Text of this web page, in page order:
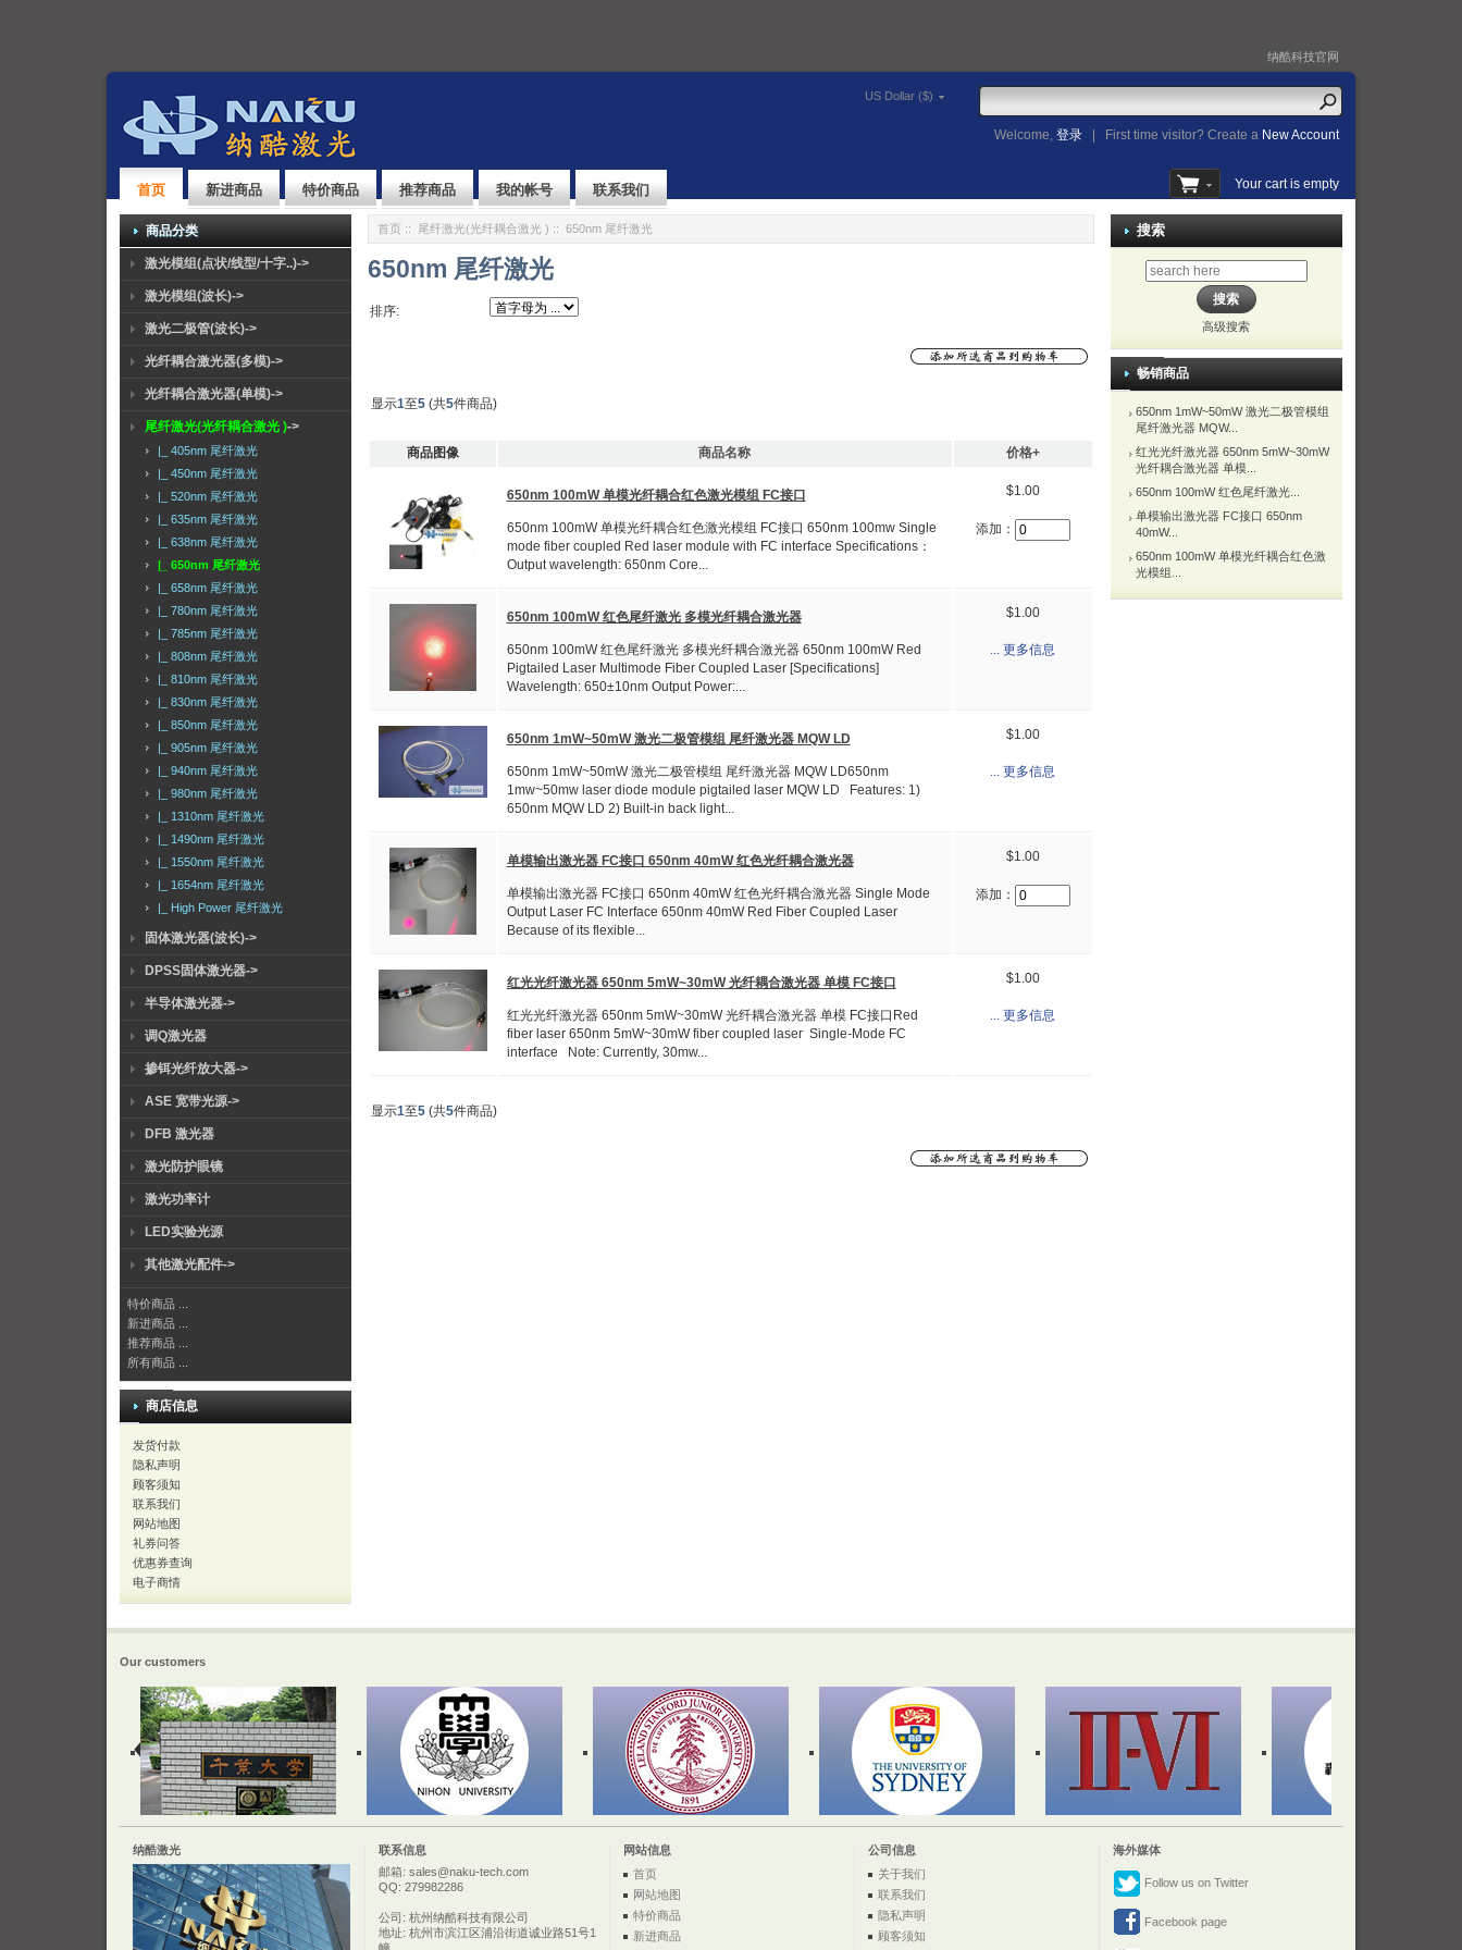
纳酷科技官网
US Dollar ($)
Welcome,登录 First time visitor? Create a New Account
首页 新进商品 特价商品 推荐商品 我的帐号 联系我们 Your cart is empty
商品分类
激光模组(点状/线型/十字..)->
激光模组(波长)->
激光二极管(波长)->
光纤耦合激光器(多模)->
光纤耦合激光器(单模)->
尾纤激光(光纤耦合激光 )->
|_ 405nm 尾纤激光
|_ 450nm 尾纤激光
|_ 520nm 尾纤激光
|_ 635nm 尾纤激光
|_ 638nm 尾纤激光
|_ 650nm 尾纤激光
|_ 658nm 尾纤激光
|_ 780nm 尾纤激光
|_ 785nm 尾纤激光
|_ 808nm 尾纤激光
|_ 810nm 尾纤激光
|_ 830nm 尾纤激光
|_ 850nm 尾纤激光
|_ 905nm 尾纤激光
|_ 940nm 尾纤激光
|_ 980nm 尾纤激光
|_ 1310nm 尾纤激光
|_ 1490nm 尾纤激光
|_ 1550nm 尾纤激光
|_ 1654nm 尾纤激光
|_ High Power 尾纤激光
固体激光器(波长)->
DPSS固体激光器->
半导体激光器->
调Q激光器
掺铒光纤放大器->
ASE 宽带光源->
DFB 激光器
激光防护眼镜
激光功率计
LED实验光源
其他激光配件->
特价商品 ...
新进商品 ...
推荐商品 ...
所有商品 ...
商店信息
发货付款
隐私声明
顾客须知
联系我们
网站地图
礼券问答
优惠券查询
电子商情
首页 :: 尾纤激光(光纤耦合激光 ) :: 650nm 尾纤激光
650nm 尾纤激光
排序:
显示1至5(共5件商品)
商品图像 商品名称 价格+
650nm 100mW 单模光纤耦合红色激光模组 FC接口
650nm 100mW 单模光纤耦合红色激光模组 FC接口 650nm 100mw Single
mode fiber coupled Red laser module with FC interface Specifications：
Output wavelength: 650nm Core...
$1.00
添加：
650nm 100mW 红色尾纤激光 多模光纤耦合激光器
650nm 100mW 红色尾纤激光 多模光纤耦合激光器 650nm 100mW Red
Pigtailed Laser Multimode Fiber Coupled Laser [Specifications]
Wavelength: 650±10nm Output Power:...
$1.00
... 更多信息
650nm 1mW~50mW 激光二极管模组 尾纤激光器 MQW LD
650nm 1mW~50mW 激光二极管模组 尾纤激光器 MQW LD650nm
1mw~50mw laser diode module pigtailed laser MQW LD Features: 1)
650nm MQW LD 2) Built-in back light...
$1.00
... 更多信息
单模输出激光器 FC接口 650nm 40mW 红色光纤耦合激光器
单模输出激光器 FC接口 650nm 40mW 红色光纤耦合激光器 Single Mode
Output Laser FC Interface 650nm 40mW Red Fiber Coupled Laser
Because of its flexible...
$1.00
添加：
红光光纤激光器 650nm 5mW~30mW 光纤耦合激光器 单模 FC接口
红光光纤激光器 650nm 5mW~30mW 光纤耦合激光器 单模 FC接口Red
fiber laser 650nm 5mW~30mW fiber coupled laser Single-Mode FC
interface Note: Currently, 30mw...
$1.00
... 更多信息
显示1至5(共5件商品)
搜索
高级搜索
畅销商品
650nm 1mW~50mW 激光二极管模组
尾纤激光器 MQW...
红光光纤激光器 650nm 5mW~30mW
光纤耦合激光器 单模...
650nm 100mW 红色尾纤激光...
单模输出激光器 FC接口 650nm
40mW...
650nm 100mW 单模光纤耦合红色激
光模组...
Our customers
纳酷激光 联系信息 网站信息 公司信息
海外媒体
邮箱: sales@naku-tech.com
QQ: 279982286
公司: 杭州纳酷科技有限公司
地址: 杭州市滨江区浦沿街道诚业路51号1
首页
网站地图
特价商品
新进商品
关于我们
联系我们
隐私声明
顾客须知
Follow us on Twitter
Facebook page